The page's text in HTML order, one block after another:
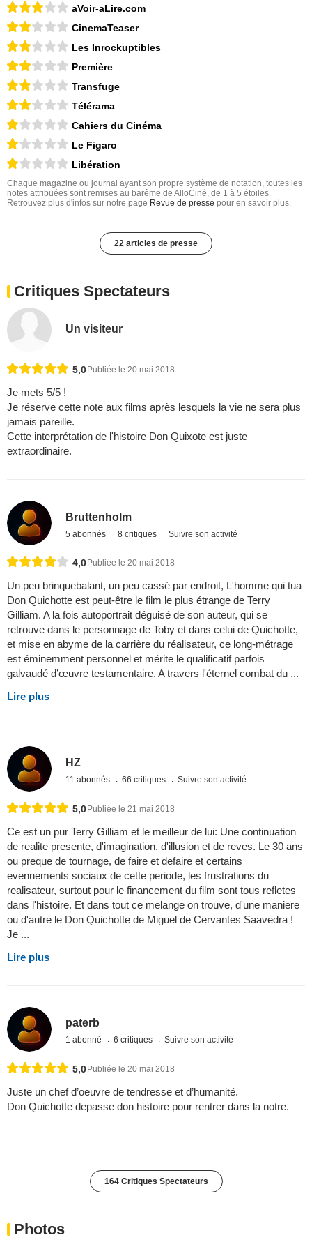
aVoir-aLire.com
CinemaTeaser
Les Inrockuptibles
Première
Transfuge
Télérama
Cahiers du Cinéma
Le Figaro
Libération
Chaque magazine ou journal ayant son propre système de notation, toutes les
notes attribuées sont remises au barême de AlloCiné, de 1 à 5 étoiles.
Retrouvez plus d'infos sur notre page Revue de presse pour en savoir plus.
22 articles de presse
Critiques Spectateurs
Un visiteur
5,0 Publiée le 20 mai 2018
Je mets 5/5 !
Je réserve cette note aux films après lesquels la vie ne sera plus
jamais pareille.
Cette interprétation de l'histoire Don Quixote est juste
extraordinaire.
Bruttenholm
5 abonnés 8 critiques Suivre son activité
4,0 Publiée le 20 mai 2018
Un peu brinquebalant, un peu cassé par endroit, L'homme qui tua
Don Quichotte est peut-être le film le plus étrange de Terry
Gilliam. A la fois autoportrait déguisé de son auteur, qui se
retrouve dans le personnage de Toby et dans celui de Quichotte,
et mise en abyme de la carrière du réalisateur, ce long-métrage
est éminemment personnel et mérite le qualificatif parfois
galvaudé d’œuvre testamentaire. A travers l'éternel combat du ...
Lire plus
HZ
11 abonnés 66 critiques Suivre son activité
5,0Publiée le 21 mai 2018
Ce est un pur Terry Gilliam et le meilleur de lui: Une continuation
de realite presente, d'imagination, d'illusion et de reves. Le 30 ans
ou preque de tournage, de faire et defaire et certains
evennements sociaux de cette periode, les frustrations du
realisateur, surtout pour le financement du film sont tous refletes
dans l'histoire. Et dans tout ce melange on trouve, d'une maniere
ou d'autre le Don Quichotte de Miguel de Cervantes Saavedra !
Je ...
Lire plus
paterb
1 abonné 6 critiques Suivre son activité
5,0 Publiée le 20 mai 2018
Juste un chef d’oeuvre de tendresse et d’humanité.
Don Quichotte depasse don histoire pour rentrer dans la notre.
164 Critiques Spectateurs
Photos